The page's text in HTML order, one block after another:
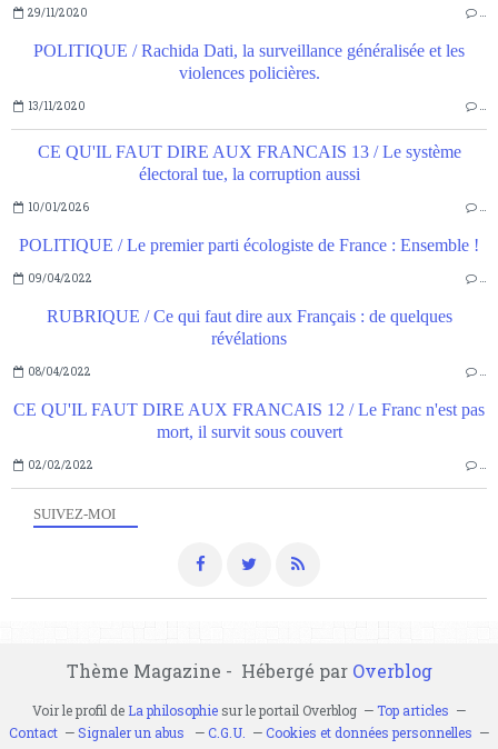
SUIVEZ-MOI
29/11/2020 …
POLITIQUE / Rachida Dati, la surveillance généralisée et les
violences policières.
13/11/2020 …
CE QU'IL FAUT DIRE AUX FRANCAIS 13 / Le système
électoral tue, la corruption aussi
10/01/2026 …
POLITIQUE / Le premier parti écologiste de France : Ensemble !
09/04/2022 …
RUBRIQUE / Ce qui faut dire aux Français : de quelques
révélations
08/04/2022 …
CE QU'IL FAUT DIRE AUX FRANCAIS 12 / Le Franc n'est pas
mort, il survit sous couvert
02/02/2022 …
Thème Magazine - Hébergé par Overblog
Voir le profil de La philosophiesur le portail Overblog
Top articles
Contact
Signaler un abus C.G.U.
Cookies et données personnelles